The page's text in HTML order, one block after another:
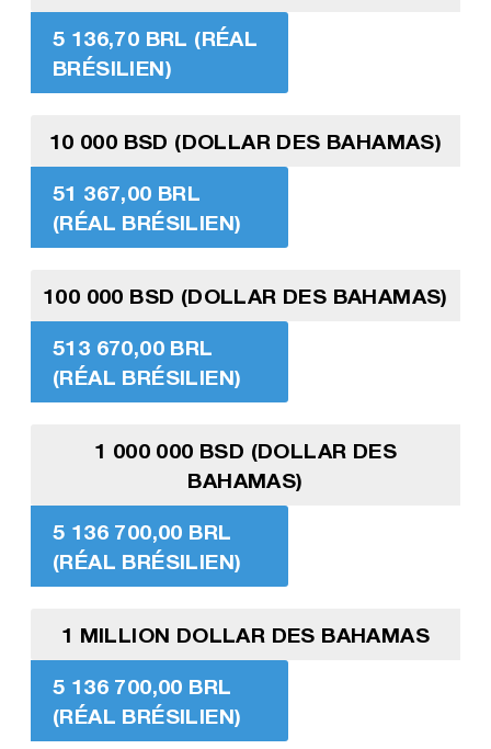
5 136,70 BRL (RÉAL
BRÉSILIEN)
10 000 BSD (DOLLAR DES BAHAMAS)
51 367,00 BRL
(RÉAL BRÉSILIEN)
100 000 BSD (DOLLAR DES BAHAMAS)
513 670,00 BRL
(RÉAL BRÉSILIEN)
1 000 000 BSD (DOLLAR DES
BAHAMAS)
5 136 700,00 BRL
(RÉAL BRÉSILIEN)
1 MILLION DOLLAR DES BAHAMAS
5 136 700,00 BRL
(RÉAL BRÉSILIEN)